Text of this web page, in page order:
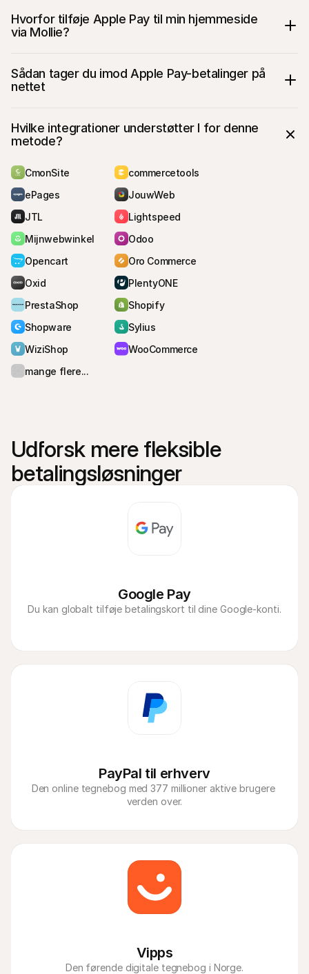
Hvorfor tilføje Apple Pay til min hjemmeside
via Mollie?
end 35 lande
Hurtig, sikker og enkel betaling for kunden
Services Directive 2 (PSD2)
Ingen ekstra omkostninger (udover den
Sådan tager du imod Apple Pay-betalinger på
nettet
Hvilke integrationer understøtter I for denne
metode?
CmonSite
commercetools
ePages
JouwWeb
JTL
Lightspeed
Mijnwebwinkel
Odoo
Opencart
Oro Commerce
Oxid
PlentyONE
PrestaShop
Shopify
Shopware
Sylius
WiziShop
WooCommerce
mange flere...
Udforsk mere fleksible
betalingsløsninger
Google Pay
Du kan globalt tilføje betalingskort til dine Google-konti.
PayPal til erhverv
Den online tegnebog med 377 millioner aktive brugere
verden over.
Vipps
Den førende digitale tegnebog i Norge.